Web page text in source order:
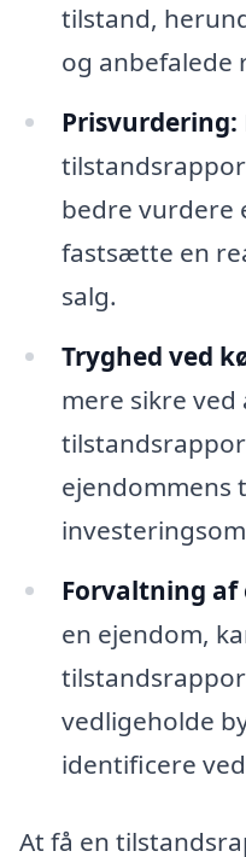
tilstand,
og anbefalede
Prisvurdering:
bedre vurdere
fastsætte en
salg.
Tryghed ved
mere sikre
ejendommens
Forvaltning af
en ejendom,
vedligeholde
identificere
At få en